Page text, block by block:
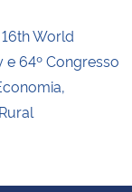
World
64º Congresso